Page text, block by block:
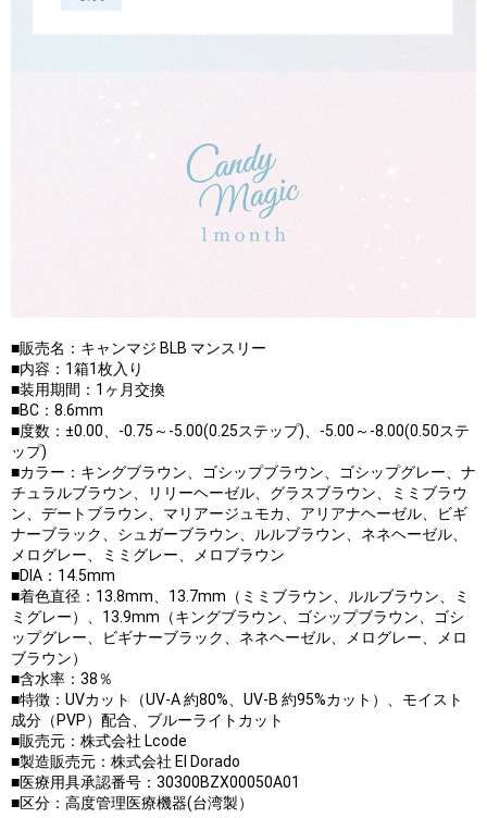
■販売名：キャンマジ BLB マンスリー
■内容：1箱1枚入り
■装用期間：1ヶ月交換
■BC：8.6mm
■度数：±0.00、-0.75～-5.00(0.25ステップ)、-5.00～-8.00(0.50ステ
ップ)
■カラー：キングブラウン、ゴシップブラウン、ゴシップグレー、ナ
チュラルブラウン、リリーヘーゼル、グラスブラウン、ミミブラウ
ン、デートブラウン、マリアージュモカ、アリアナヘーゼル、ビギ
ナーブラック、シュガーブラウン、ルルブラウン、ネネヘーゼル、
メログレー、ミミグレー、メロブラウン
■DIA：14.5mm
■着色直径：13.8mm、13.7mm（ミミブラウン、ルルブラウン、ミ
ミグレー）、13.9mm（キングブラウン、ゴシップブラウン、ゴシ
ップグレー、ビギナーブラック、ネネヘーゼル、メログレー、メロ
ブラウン）
■含水率：38％
■特徴：UVカット（UV-A 約80%、UV-B 約95%カット）、モイスト
成分（PVP）配合、ブルーライトカット
■販売元：株式会社 Lcode
■製造販売元：株式会社 El Dorado
■医療用具承認番号：30300BZX00050A01
■区分：高度管理医療機器(台湾製）